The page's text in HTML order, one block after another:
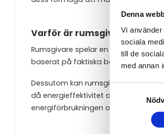
Denna
Vi
sociala
till de
med annan
Varför är rumsgivare
Rumsgivare spelar en avgörande
baserat på faktiska behov kan du
Dessutom kan rumsgivare förhindra
då energieffektivitet och hållbarhet
energiförbrukningen och minska